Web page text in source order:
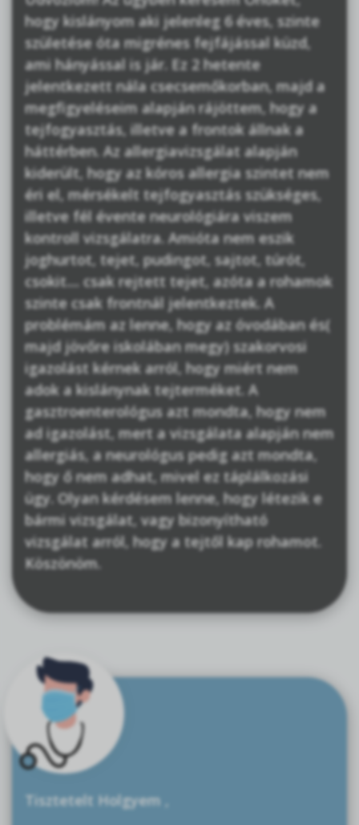
hogy kislányom aki jelenleg 6 éves, szinte
születése óta migrénes fejfájással küzd,
ami hányással is jár. Ez 2 hetente
jelentkezett nála csecsemőkorban, majd a
megfigyeléseim alapján rájöttem, hogy a
tejfogyasztás, illetve a frontok állnak a
háttérben. Az allergiavizsgálat alapján
kiderült, hogy az kóros allergia szintet nem
éri el, mérsékelt tejfogyasztás szükséges,
illetve fél évente neurológiára viszem
kontroll vizsgálatra. Amióta nem eszik
joghurtot, tejet, pudingot, sajtot, túrót,
csokit.... csak rejtett tejet, azóta a rohamok
szinte csak frontnál jelentkeztek. A
problémám az lenne, hogy az óvodában és(
majd jövőre iskolában megy) szakorvosi
igazolást kérnek arról, hogy miért nem
adok a kislánynak tejterméket. A
gasztroenterológus azt mondta, hogy nem
ad igazolást, mert a vizsgálata alapján nem
allergiás, a neurológus pedig azt mondta,
hogy ő nem adhat, mivel ez táplálkozási
ügy. Olyan kérdésem lenne, hogy létezik e
bármi vizsgálat, vagy bizonyítható
vizsgálat arról, hogy a tejtől kap rohamot.
Köszönöm.
Tisztetelt Holgyem ,